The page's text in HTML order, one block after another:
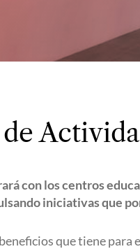
con los centros
iniciativas que
que tiene